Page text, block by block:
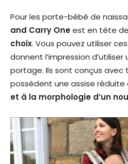
Pour les porte-bébé de
and Carry Oneest en tête de
choix. Vous pouvez utiliser
donnent l’impression
portage. Ils sont conçus avec
possèdent une assise réduite
et à la morphologie d’un